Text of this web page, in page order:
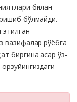
билан
бўлмайди.
вазифалар рўёбга
биргина асар ўз-